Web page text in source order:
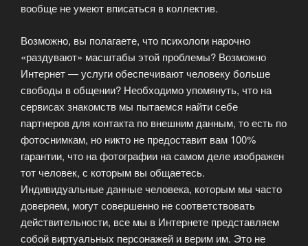
вообще не умеют вписаться в коллектив.
Возможно, вы полагаете, что психологи нарочно
«раздувают» масштабы этой проблемы? Возможно
Интернет — услуги обеспечивают человеку больше
свободы в общении? Необходимо упомянуть, что на
сервисах знакомств мы пытаемся найти себе
партнеров для контакта по внешним данным, то есть по
фотоснимкам, но никто не предоставит вам 100%
гарантии, что на фотографии на самом деле изображен
тот человек, с которым вы общаетесь.
Индивидуальные данные человека, которым мы часто
доверяем, могут совершенно не соответствовать
действительности, все мы в Интернете представляем
собой виртуальных персонажей и верим им. Это не